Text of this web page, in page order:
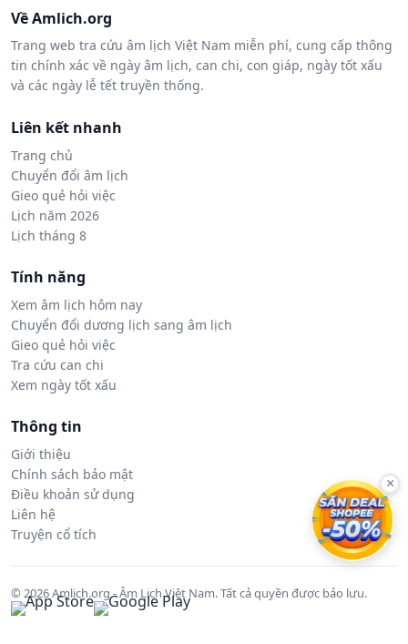
Về Amlich.org
Trang web tra cứu âm lịch Việt Nam miễn phí, cung cấp thông
tin chính xác về ngày âm lịch, can chi, con giáp, ngày tốt xấu
và các ngày lễ tết truyền thống.
Liên kết nhanh
Trang chủ
Chuyển đổi âm lịch
Gieo quẻ hỏi việc
Lịch năm 2026
Lịch tháng 8
Tính năng
Xem âm lịch hôm nay
Chuyển đổi dương lịch sang âm lịch
Gieo quẻ hỏi việc
Tra cứu can chi
Xem ngày tốt xấu
Thông tin
Giới thiệu
Chính sách bảo mật
Điều khoản sử dụng
Liên hệ
Truyện cổ tích
© 2026 Amlich.org - Âm Lịch Việt Nam. Tất cả quyền được bảo lưu.
×